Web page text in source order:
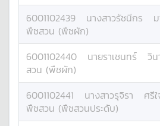
6001102439 นางสาวรัชนีกร
พืชสวน (พืชผัก)
6001102440 นายราเชนทร์ วิ
สวน (พืชผัก)
6001102441 นางสาวรุจิรา ศรี
พืชสวน (พืชสวนประดับ)